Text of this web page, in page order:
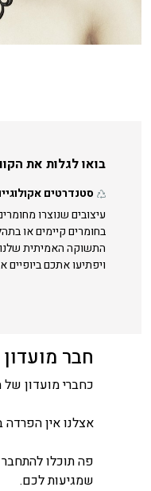
בואו לגלות את
סטנדרטים
עיצובים שנוצרו
בחומרים קיימים או
התשוקה האמיתית
ויפתיעו אתכם
חבר
כחברי מועדון
אצלנו אין הפרדה
פה תוכלו
שמגיעות לכם.